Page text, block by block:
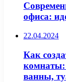
офиса:
22.04.2024
Как
комнаты:
ванны,